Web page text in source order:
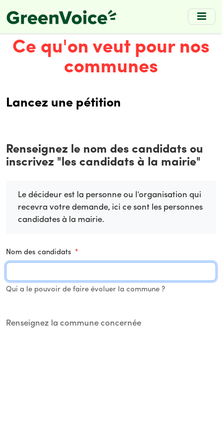
to
content
Ce qu'on veut pour nos
communes
Lancez une pétition
Renseignez le nom des candidats ou
inscrivez "les candidats à la mairie"
Le décideur est la personne ou l’organisation qui
recevra votre demande, ici ce sont les personnes
candidates à la mairie.
*
Nom des candidats
Qui a le pouvoir de faire évoluer la commune ?
Renseignez la commune concernée